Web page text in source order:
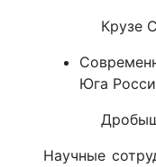
Крузе
Юга
Научные